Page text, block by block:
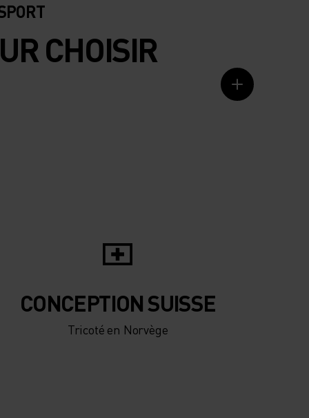
CHOISIR
CONCEPTION SUISSE
Tricoté en Norvège